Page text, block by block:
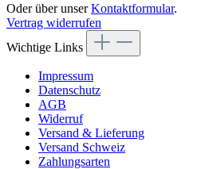
Oder über unserKontaktformular.
Vertrag widerrufen
Wichtige Links
Impressum
Datenschutz
AGB
Widerruf
Versand & Lieferung
Versand Schweiz
Zahlungsarten